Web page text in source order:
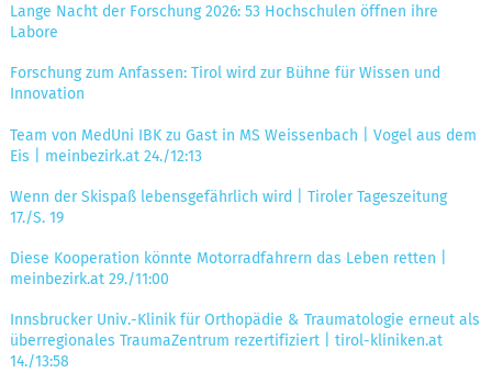
Lange Nacht der Forschung 2026: 53 Hochschulen öffnen ihre
Labore
Forschung zum Anfassen: Tirol wird zur Bühne für Wissen und
Innovation
Team von MedUni IBK zu Gast in MS Weissenbach | Vogel aus dem
Eis | meinbezirk.at 24./12:13
Wenn der Skispaß lebensgefährlich wird | Tiroler Tageszeitung
17./S. 19
Diese Kooperation könnte Motorradfahrern das Leben retten |
meinbezirk.at 29./11:00
Innsbrucker Univ.-Klinik für Orthopädie & Traumatologie erneut als
überregionales TraumaZentrum rezertifiziert | tirol-kliniken.at
14./13:58